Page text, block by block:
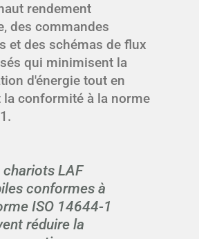
rendement
des commandes
et des schémas de flux
qui minimisent la
d'énergie tout en
la conformité à la norme
chariots LAF
conformes à
ISO 14644-1
réduire la